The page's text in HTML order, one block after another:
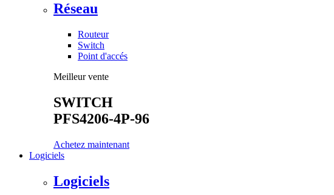
Réseau
Routeur
Switch
Point d'accés
Meilleur vente
SWITCH
PFS4206-4P-96
Achetez maintenant
Logiciels
Logiciels